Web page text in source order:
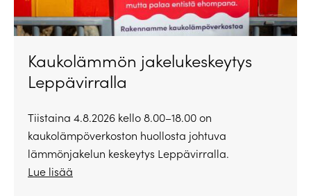
Kaukolämmön jakelukeskeytys
Leppävirralla
Tiistaina 4.8.2026 kello 8.00–18.00 on
kaukolämpöverkoston huollosta johtuva
lämmönjakelun keskeytys Leppävirralla.
Lue lisää